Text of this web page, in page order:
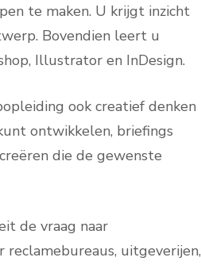
te maken. U krijgt inzicht
Bovendien leert u
Illustrator en InDesign.
ook creatief denken
ontwikkelen, briefings
die de gewenste
de vraag naar
uitgeverijen,